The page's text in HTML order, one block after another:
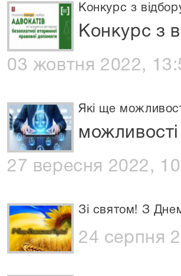
Конкурс з
Конкурс з
03 жовтня 2022,
Які ще
27 вересня 2022,
Зі святом! З
24 серпня